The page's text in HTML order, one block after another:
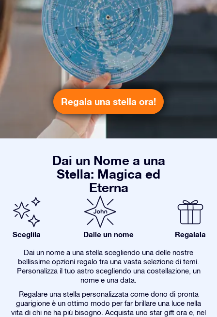
Regala una stella ora!
Dai un Nome a una
Stella: Magica ed
Eterna
Sceglila Dalle un nome Regalala
Dai un nome a una stella scegliendo una delle nostre
bellissime opzioni regalo tra una vasta selezione di temi.
Personalizza il tuo astro scegliendo una costellazione, un
nome e una data.
Regalare una stella personalizzata come dono di pronta
guarigione è un ottimo modo per far brillare una luce nella
vita di chi ne ha più bisogno. Acquista uno star gift ora e, nel